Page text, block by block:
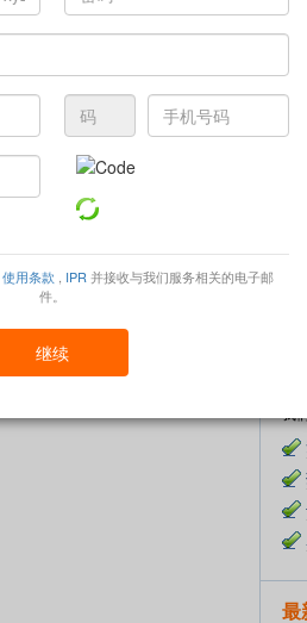
使用条款 IPR 并接收与我们服务相关的电子邮
件。
继续
G H I J MN O PQR
G H I J K L
M N O P Q R
S T U V W X Y
Z
我
最